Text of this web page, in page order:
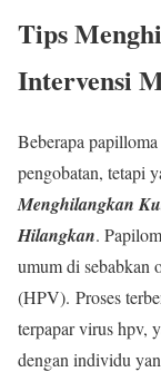
Tips
Intervensi
Beberapa
pengobatan, tetapi
Menghilangkan
Hilangkan.
umum di sebabkan
(HPV). Proses
terpapar virus hpv,
dengan individu